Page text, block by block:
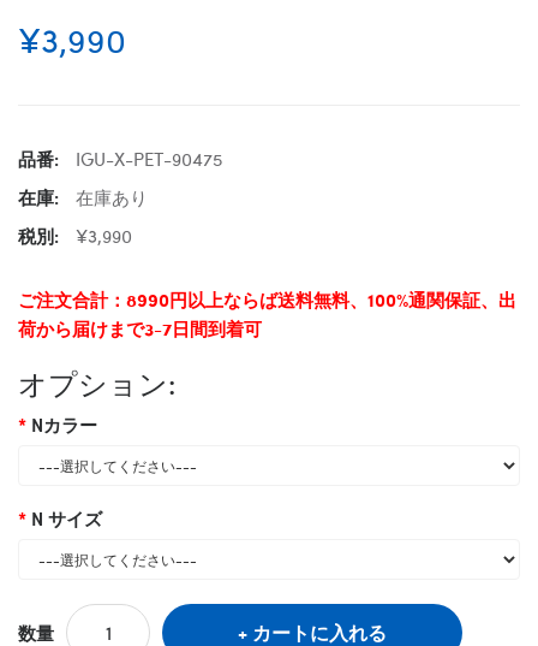
¥3,990
品番:
IGU-X-PET-90475
在庫:
在庫あり
税別:
¥3,990
ご注文合計：8990円以上ならば送料無料、100%通関保証、出
荷から届けまで3-7日間到着可
オプション:
Nカラー
N サイズ
数量 カートに入れる